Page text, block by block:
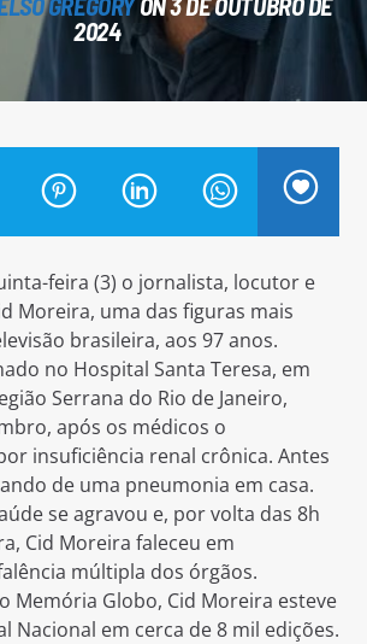
Azul FM
2024
feira (3) o jornalista, locutor e
Moreira, uma das figuras mais
brasileira, aos 97 anos.
no Hospital Santa Teresa, em
Serrana do Rio de Janeiro,
após os médicos o
insuficiência renal crônica. Antes
de uma pneumonia em casa.
se agravou e, por volta das 8h
Cid Moreira faleceu em
múltipla dos órgãos.
Memória Globo, Cid Moreira esteve
Nacional em cerca de 8 mil edições.